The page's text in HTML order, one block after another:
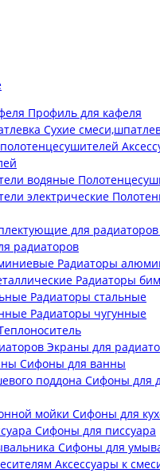
Профиль для кафеля
Сухие
радиаторов
Радиаторы
Радиаторы
Радиаторы стальные
Радиаторы чугунные
Экраны для
Сифоны для ванны
Сифоны для
Сифоны для
Сифоны для писсуара
Сифоны для
Аксессуары к